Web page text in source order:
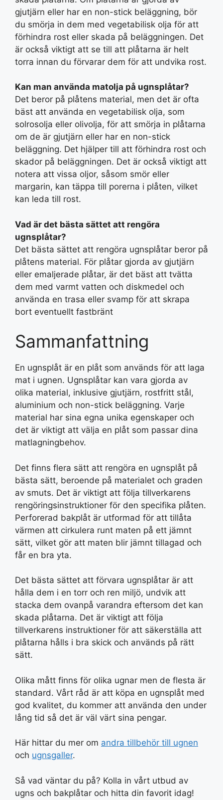
gjutjärn eller har en non-stick beläggning, bör
du smörja in dem med vegetabilisk olja för att
förhindra rost eller skada på beläggningen. Det
är också viktigt att se till att plåtarna är helt
torra innan du förvarar dem för att undvika rost.
Kan man använda matolja på ugnsplåtar?
Det beror på plåtens material, men det är ofta
bäst att använda en vegetabilisk olja, som
solrosolja eller olivolja, för att smörja in plåtarna
om de är gjutjärn eller har en non-stick
beläggning. Det hjälper till att förhindra rost och
skador på beläggningen. Det är också viktigt att
notera att vissa oljor, såsom smör eller
margarin, kan täppa till porerna i plåten, vilket
kan leda till rost.
Vad är det bästa sättet att rengöra
ugnsplåtar?
Det bästa sättet att rengöra ugnsplåtar beror på
plåtens material. För plåtar gjorda av gjutjärn
eller emaljerade plåtar, är det bäst att tvätta
dem med varmt vatten och diskmedel och
använda en trasa eller svamp för att skrapa
bort eventuellt fastbränt
Sammanfattning
En ugnsplåt är en plåt som används för att laga
mat i ugnen. Ugnsplåtar kan vara gjorda av
olika material, inklusive gjutjärn, rostfritt stål,
aluminium och non-stick beläggning. Varje
material har sina egna unika egenskaper och
det är viktigt att välja en plåt som passar dina
matlagningbehov.
Det finns flera sätt att rengöra en ugnsplåt på
bästa sätt, beroende på materialet och graden
av smuts. Det är viktigt att följa tillverkarens
rengöringsinstruktioner för den specifika plåten.
Perforerad bakplåt är utformad för att tillåta
värmen att cirkulera runt maten på ett jämnt
sätt, vilket gör att maten blir jämnt tillagad och
får en bra yta.
Det bästa sättet att förvara ugnsplåtar är att
hålla dem i en torr och ren miljö, undvik att
stacka dem ovanpå varandra eftersom det kan
skada plåtarna. Det är viktigt att följa
tillverkarens instruktioner för att säkerställa att
plåtarna hålls i bra skick och används på rätt
sätt.
Olika mått finns för olika ugnar men de flesta är
standard. Vårt råd är att köpa en ugnsplåt med
god kvalitet, du kommer att använda den under
lång tid så det är väl värt sina pengar.
Här hittar du mer om andra tillbehör till ugnen
och ugnsgaller.
Så vad väntar du på? Kolla in vårt utbud av
ugns och bakplåtar och hitta din favorit idag!